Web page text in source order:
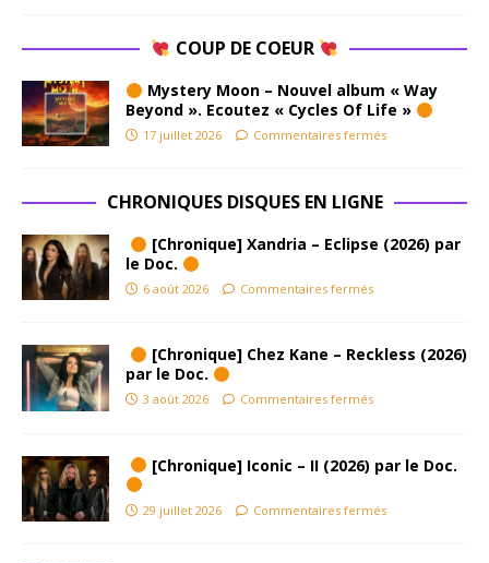
COUP DE COEUR
Mystery Moon – Nouvel album « Way
Beyond ». Ecoutez « Cycles Of Life »
17 juillet 2026 Commentaires fermés
CHRONIQUES DISQUES EN LIGNE
[Chronique] Xandria – Eclipse (2026) par
le Doc.
6 août 2026 Commentaires fermés
[Chronique] Chez Kane – Reckless (2026)
par le Doc.
3 août 2026 Commentaires fermés
[Chronique] Iconic – II (2026) par le Doc.
29 juillet 2026 Commentaires fermés